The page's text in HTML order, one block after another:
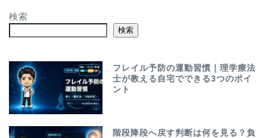
検索
検索
フレイル予防の運動習慣｜理学療法
士が教える自宅でできる3つのポイ
ント
階段降段へ戻す判断は何を見る？負